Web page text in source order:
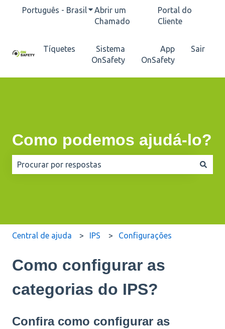
Português - BrasilMostrar submenu para traduções
Abrir um
Chamado
Portal do
Cliente
Tíquetes
Sistema
OnSafety
App
OnSafety
Sair
Como podemos ajudá-lo?
Central de ajuda IPS Configurações
Como configurar as
categorias do IPS?
Confira como configurar as